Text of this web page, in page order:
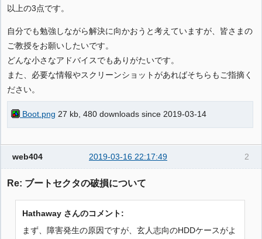
以上の3点です。
自分でも勉強しながら解決に向かおうと考えていますが、皆さまの
ご教授をお願いしたいです。
どんな小さなアドバイスでもありがたいです。
また、必要な情報やスクリーンショットがあればそちらもご指摘く
ださい。
Boot.png 27 kb, 480 downloads since 2019-03-14
2
web404 2019-03-16 22:17:49
Re: ブートセクタの破損について
Hathaway さんのコメント:
まず、障害発生の原因ですが、玄人志向のHDDケースがよ